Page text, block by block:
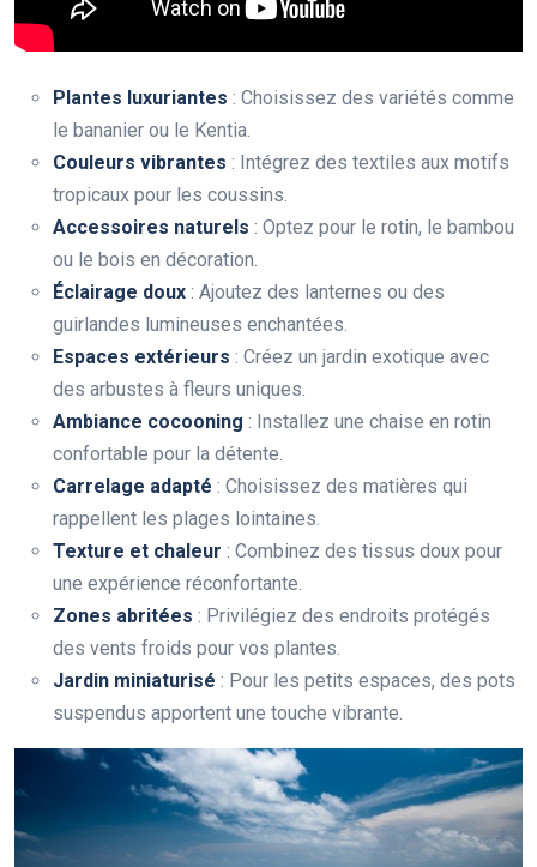
Plantes luxuriantes : Choisissez des variétés comme
le bananier ou le Kentia.
Couleurs vibrantes : Intégrez des textiles aux motifs
tropicaux pour les coussins.
Accessoires naturels : Optez pour le rotin, le bambou
ou le bois en décoration.
Éclairage doux : Ajoutez des lanternes ou des
guirlandes lumineuses enchantées.
Espaces extérieurs : Créez un jardin exotique avec
des arbustes à fleurs uniques.
Ambiance cocooning : Installez une chaise en rotin
confortable pour la détente.
Carrelage adapté : Choisissez des matières qui
rappellent les plages lointaines.
Texture et chaleur : Combinez des tissus doux pour
une expérience réconfortante.
Zones abritées : Privilégiez des endroits protégés
des vents froids pour vos plantes.
Jardin miniaturisé : Pour les petits espaces, des pots
suspendus apportent une touche vibrante.